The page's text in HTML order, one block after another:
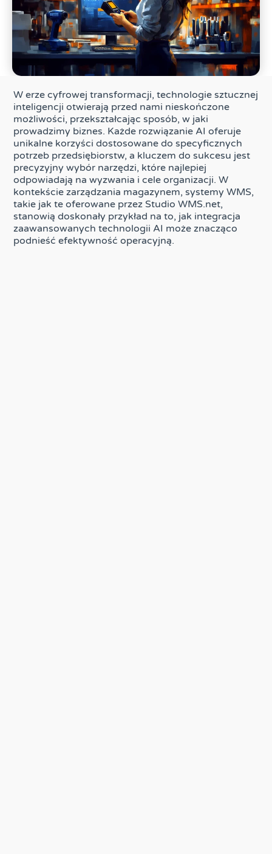
W erze cyfrowej transformacji, technologie sztucznej
inteligencji otwierają przed nami nieskończone
możliwości, przekształcając sposób, w jaki
prowadzimy biznes. Każde rozwiązanie AI oferuje
unikalne korzyści dostosowane do specyficznych
potrzeb przedsiębiorstw, a kluczem do sukcesu jest
precyzyjny wybór narzędzi, które najlepiej
odpowiadają na wyzwania i cele organizacji. W
kontekście zarządzania magazynem, systemy WMS,
takie jak te oferowane przez Studio WMS.net,
stanowią doskonały przykład na to, jak integracja
zaawansowanych technologii AI może znacząco
podnieść efektywność operacyjną.